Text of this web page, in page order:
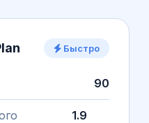
Быстро
90
1.9